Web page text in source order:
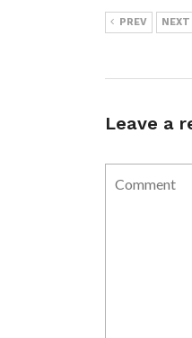
PREV NEXT
Leave a